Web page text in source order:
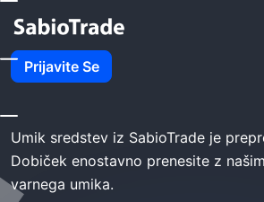
Prijavite Se
Domov SabioTrade Umik
SabioTrade
Umik sredstev iz SabioTrade je
Dobiček enostavno prenesite z
varnega umika.